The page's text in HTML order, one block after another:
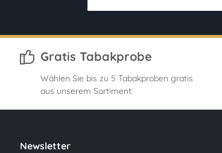
Gratis Tabakprobe
Wählen Sie bis zu 5 Tabakproben gratis
aus unserem Sortiment.
Newsletter